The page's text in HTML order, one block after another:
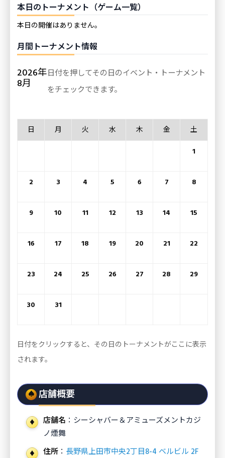
本日のトーナメント（ゲーム一覧）
本日の開催はありません。
月間トーナメント情報
2026年
8月
日付を押してその日のイベント・トーナメント
をチェックできます。
日 月 火 水 木 金 土
1
2 3 4 5 6 7 8
9 10 11 12 13 14 15
16 17 18 19 20 21 22
23 24 25 26 27 28 29
30 31
日付をクリックすると、その日のトーナメントがここに表示
されます。
店舗概要
店舗名 ：シーシャバー＆アミューズメントカジ
ノ煙舞
住所 ： 長野県上田市中央2丁目8-4 ベルビル 2F